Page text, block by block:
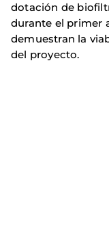
dotación de
durante el primer
demuestran la
del proyecto.